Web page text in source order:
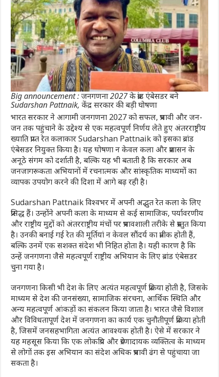
Big announcement : जनगणना 2027 के ब्रांड एंबेसडर बने
Sudarshan Pattnaik, केंद्र सरकार की बड़ी घोषणा
भारत सरकार ने आगामी जनगणना 2027 को सफल, प्रभावी और जन-
जन तक पहुंचाने के उद्देश्य से एक महत्वपूर्ण निर्णय लेते हुए अंतरराष्ट्रीय
ख्याति प्राप्त रेत कलाकारSudarshan Pattnaikको इसका ब्रांड
एंबेसडर नियुक्त किया है। यह घोषणा न केवल कला और प्रशासन के
अनूठे संगम को दर्शाती है, बल्कि यह भी बताती है कि सरकार अब
जनजागरूकता अभियानों में रचनात्मक और सांस्कृतिक माध्यमों का
व्यापक उपयोग करने की दिशा में आगे बढ़ रही है।
Sudarshan Pattnaikविश्वभर में अपनी अद्भुत रेत कला के लिए
प्रसिद्ध हैं। उन्होंने अपनी कला के माध्यम से कई सामाजिक, पर्यावरणीय
और राष्ट्रीय मुद्दों को अंतरराष्ट्रीय मंचों पर प्रभावशाली तरीके से प्रस्तुत किया
है। उनकी बनाई गई रेत की मूर्तियां न केवल सौंदर्य का प्रतीक होती हैं,
बल्कि उनमें एक सशक्त संदेश भी निहित होता है। यही कारण है कि
उन्हें जनगणना जैसे महत्वपूर्ण राष्ट्रीय अभियान के लिए ब्रांड एंबेसडर
चुना गया है।
जनगणना किसी भी देश के लिए अत्यंत महत्वपूर्ण प्रक्रिया होती है, जिसके
माध्यम से देश की जनसंख्या, सामाजिक संरचना, आर्थिक स्थिति और
अन्य महत्वपूर्ण आंकड़ों का संकलन किया जाता है। भारत जैसे विशाल
और विविधतापूर्ण देश में जनगणना का कार्य एक चुनौतीपूर्ण प्रक्रिया होती
है, जिसमें जनसहभागिता अत्यंत आवश्यक होती है। ऐसे में सरकार ने
यह महसूस किया कि एक लोकप्रिय और प्रेरणादायक व्यक्तित्व के माध्यम
से लोगों तक इस अभियान का संदेश अधिक प्रभावी ढंग से पहुंचाया जा
सकता है।